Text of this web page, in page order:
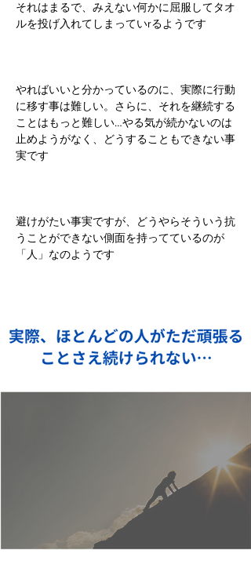
それはまるで、みえない何かに屈服してタオ
ルを投げ入れてしまっていrるようです
やればいいと分かっているのに、実際に行動
に移す事は難しい。さらに、それを継続する
ことはもっと難しい…やる気が続かないのは
止めようがなく、どうすることもできない事
実です
避けがたい事実ですが、どうやらそういう抗
うことができない側面を持ってているのが
「人」なのようです